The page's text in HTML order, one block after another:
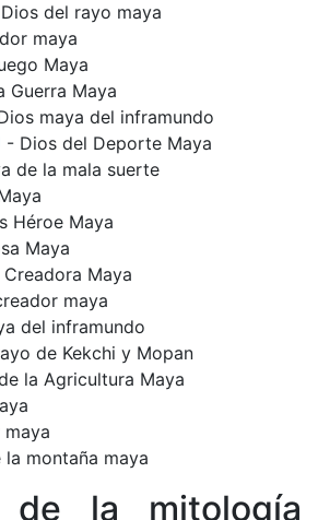
del rayo maya
maya
Maya
Guerra Maya
maya del inframundo
- Dios del Deporte Maya
de la mala suerte
Héroe Maya
Maya
Maya
maya
del inframundo
de Kekchi y Mopan
la Agricultura Maya
montaña maya
de la mitología